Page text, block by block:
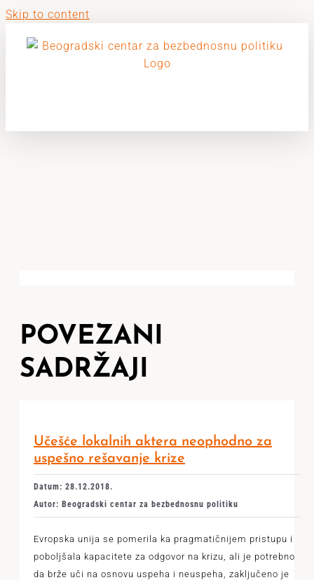
Skip to content
POVEZANI
SADRŽAJI
Učešće lokalnih aktera neophodno za
uspešno rešavanje krize
Datum: 28.12.2018.
Autor: Beogradski centar za bezbednosnu politiku
Evropska unija se pomerila ka pragmatičnijem pristupu i
poboljšala kapacitete za odgovor na krizu, ali je potrebno
da brže uči na osnovu uspeha i neuspeha, zaključeno je